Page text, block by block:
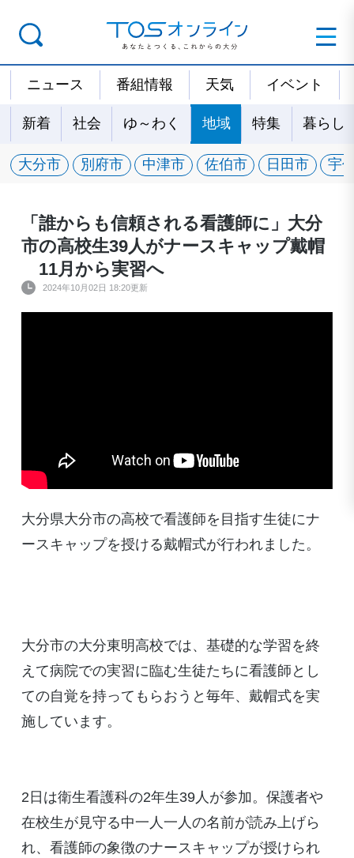
ニュース 番組情報 天気 イベント
新着 社会 ゆ～わく 地域 特集 暮らし
大分市 別府市 中津市 佐伯市 日田市 宇
「誰からも信頼される看護師に」大分
市の高校生39人がナースキャップ戴帽
11月から実習へ
2024年10月02日 18:20更新
大分県大分市の高校で看護師を目指す生徒にナ
ースキャップを授ける戴帽式が行われました。
大分市の大分東明高校では、基礎的な学習を終
えて病院での実習に臨む生徒たちに看護師とし
ての自覚を持ってもらおうと毎年、戴帽式を実
施しています。
2日は衛生看護科の2年生39人が参加。保護者や
在校生が見守る中一人一人の名前が読み上げら
れ、看護師の象徴のナースキャップが授けられ